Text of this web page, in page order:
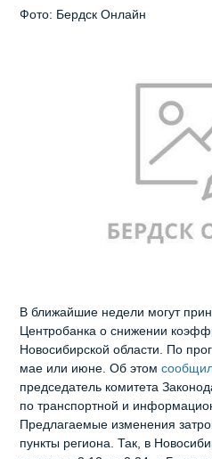
Фото: Бердск Онлайн
В ближайшие недели могут
Центробанка о снижении
Новосибирской области. По
мае или июне. Об этом
председатель комитета
по транспортной и
Предлагаемые изменения
пункты региона. Так, в